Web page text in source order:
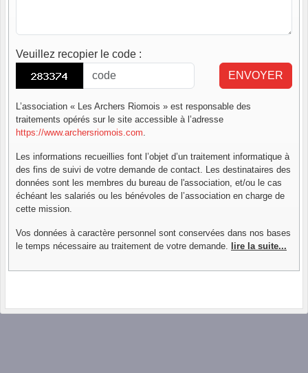
Veuillez recopier le code :
ENVOYER
L’association « Les Archers Riomois » est responsable des
traitements opérés sur le site accessible à l’adresse
https://www.archersriomois.com.
Les informations recueillies font l’objet d’un traitement informatique à
des fins de suivi de votre demande de contact. Les destinataires des
données sont les membres du bureau de l'association, et/ou le cas
échéant les salariés ou les bénévoles de l’association en charge de
cette mission.
Vos données à caractère personnel sont conservées dans nos bases
le temps nécessaire au traitement de votre demande.
lire la suite...